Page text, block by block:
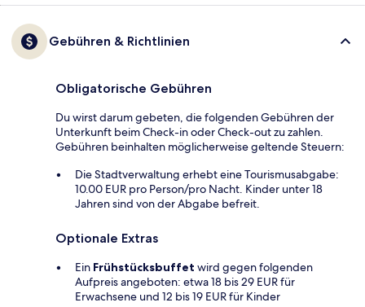
Gebühren & Richtlinien
Obligatorische Gebühren
Du wirst darum gebeten, die folgenden Gebühren der
Unterkunft beim Check-in oder Check-out zu zahlen.
Gebühren beinhalten möglicherweise geltende Steuern:
Die Stadtverwaltung erhebt eine Tourismusabgabe:
10.00 EUR pro Person/pro Nacht. Kinder unter 18
Jahren sind von der Abgabe befreit.
Optionale Extras
Ein Frühstücksbuffet wird gegen folgenden
Aufpreis angeboten: etwa 18 bis 29 EUR für
Erwachsene und 12 bis 19 EUR für Kinder